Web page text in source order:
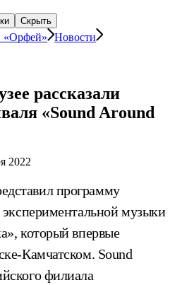
Скрыть
«Орфей» Новости
рассказали
«Sound Around
2022
программу
экспериментальной музыки
который впервые
Камчатском. Sound
филиала